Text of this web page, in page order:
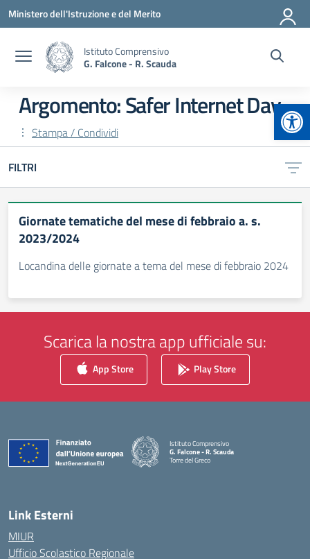
Vai ai contenuti
Vai al menu di navigazione
Vai al footer
Ministero dell'Istruzione e del Merito
Istituto Comprensivo
G. Falcone - R. Scauda
Argomento: Safer Internet Day
Stampa / Condividi
FILTRI
Giornate tematiche del mese di febbraio a. s.
2023/2024
Locandina delle giornate a tema del mese di febbraio 2024
Scarica la nostra app ufficiale su:
App Store Play Store
Istituto Comprensivo
G. Falcone - R. Scauda
Torre del Greco
Link Esterni
MIUR
Ufficio Scolastico Regionale